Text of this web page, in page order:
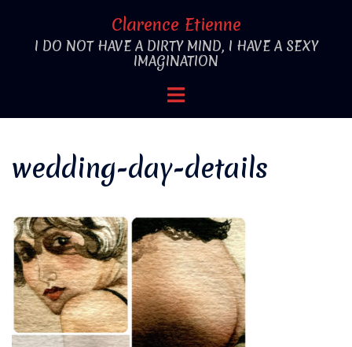
contenu
Clarence Etienne
I DO NOT HAVE A DIRTY MIND, I HAVE A SEXY
IMAGINATION
Ouvrir/fermer
wedding-day-details